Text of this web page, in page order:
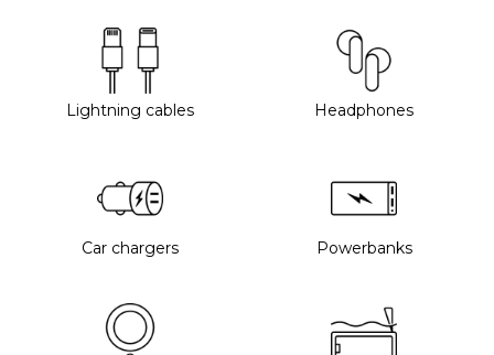
Lightning cables Headphones
Car chargers Powerbanks